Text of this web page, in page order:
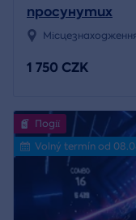
просунутих
1 750 CZK
Події
Volný termín od